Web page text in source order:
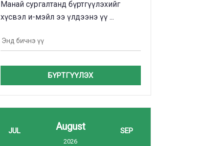
Манай сургалтанд бүртгүүлэхийг
хүсвэл и-мэйл ээ үлдээнэ үү ...
БҮРТГҮҮЛЭХ
JUL August
2026
SEP